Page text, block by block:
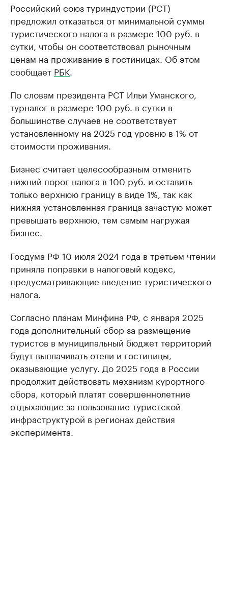
Российский союз туриндустрии (РСТ)
предложил отказаться от минимальной суммы
туристического налога в размере 100 руб. в
сутки, чтобы он соответствовал рыночным
ценам на проживание в гостиницах. Об этом
сообщает РБК
По словам президента РСТ Ильи Уманского,
турналог в размере 100 руб. в сутки в
большинстве случаев не соответствует
установленному на 2025 год уровню в 1% от
стоимости проживания.
Бизнес считает целесообразным отменить
нижний порог налога в 100 руб. и оставить
только верхнюю границу в виде 1%, так как
нижняя установленная граница зачастую может
превышать верхнюю, тем самым нагружая
бизнес.
Госдума РФ 10 июля 2024 года в третьем чтении
приняла поправки в налоговый кодекс,
предусматривающие введение туристического
налога.
Согласно планам Минфина РФ, с января 2025
года дополнительный сбор за размещение
туристов в муниципальный бюджет территорий
будут выплачивать отели и гостиницы,
оказывающие услугу. До 2025 года в России
продолжит действовать механизм курортного
сбора, который платят совершеннолетние
отдыхающие за пользование туристской
инфраструктурой в регионах действия
эксперимента.